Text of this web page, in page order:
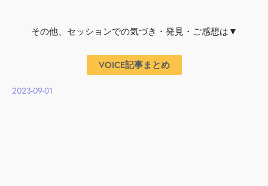
その他、セッションでの気づき・発見・ご感想は▼
VOICE記事まとめ
2023-09-01